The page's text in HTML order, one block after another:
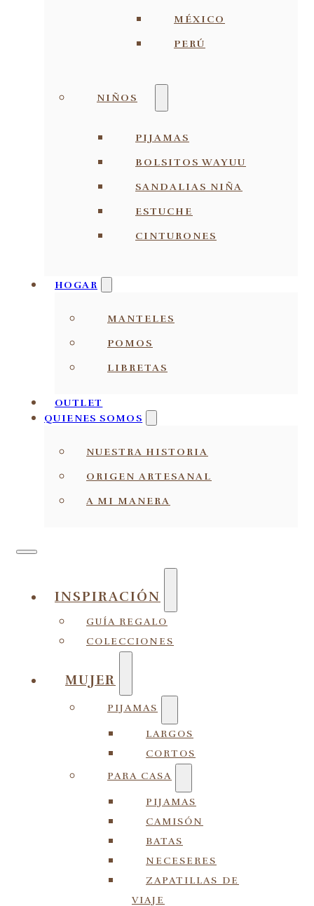
MÉXICO
PERÚ
NIÑOS
PIJAMAS
BOLSITOS WAYUU
SANDALIAS NIÑA
ESTUCHE
CINTURONES
HOGAR
MANTELES
POMOS
LIBRETAS
OUTLET
QUIENES SOMOS
NUESTRA HISTORIA
ORIGEN ARTESANAL
A MI MANERA
INSPIRACIÓN
GUÍA REGALO
COLECCIONES
MUJER
PIJAMAS
LARGOS
CORTOS
PARA CASA
PIJAMAS
CAMISÓN
BATAS
NECESERES
ZAPATILLAS DE
VIAJE